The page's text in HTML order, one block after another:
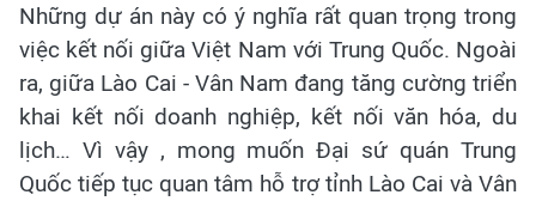
Những dự án này có ý nghĩa rất quan trọng trong
việc kết nối giữa Việt Nam với Trung Quốc. Ngoài
ra, giữa Lào Cai - Vân Nam đang tăng cường triển
khai kết nối doanh nghiệp, kết nối văn hóa, du
lịch… Vì vậy , mong muốn Đại sứ quán Trung
Quốc tiếp tục quan tâm hỗ trợ tỉnh Lào Cai và Vân